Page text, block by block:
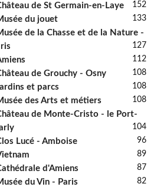
de St Germain-en-Laye 152
du jouet 133
de la Chasse et de la Nature -
127
112
de Grouchy - Osny 108
et parcs 108
des Arts et métiers 108
de Monte-Cristo - le Port-
104
Lucé - Amboise 96
89
d'Amiens 87
du Vin - Paris 82